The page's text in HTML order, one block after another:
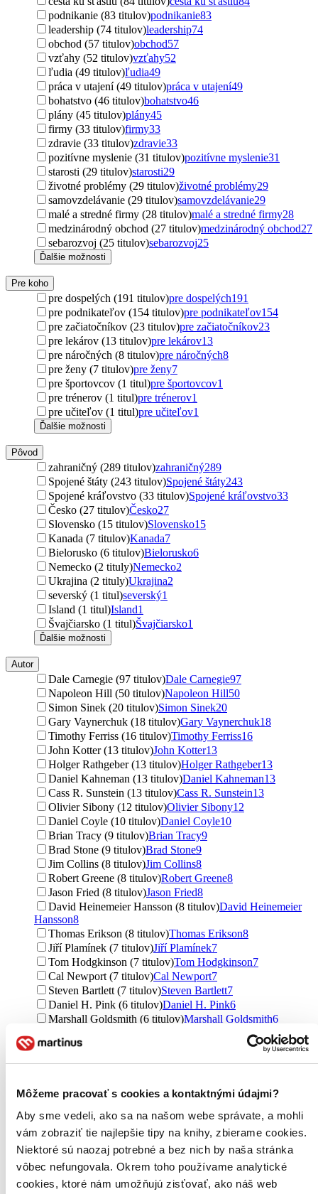
Môžeme pracovať s cookies a kontaktnými údajmi?
Aby sme vedeli, ako sa na našom webe správate, a mohli
vám zobraziť tie najlepšie tipy na knihy, zbierame cookies.
Niektoré sú naozaj potrebné a bez nich by naša stránka
vôbec nefungovala. Okrem toho používame analytické
cookies, ktoré nám umožňujú zisťovať, ako náš web
podnikanie (83 titulov)podnikanie83
leadership (74 titulov)leadership74
obchod (57 titulov)obchod57
vzťahy (52 titulov)vzťahy52
ľudia (49 titulov)ľudia49
práca v utajení (49 titulov)práca v utajení49
bohatstvo (46 titulov)bohatstvo46
plány (45 titulov)plány45
firmy (33 titulov)firmy33
zdravie (33 titulov)zdravie33
pozitívne myslenie (31 titulov)pozitívne myslenie31
starosti (29 titulov)starosti29
životné problémy (29 titulov)životné problémy29
samovzdelávanie (29 titulov)samovzdelávanie29
malé a stredné firmy (28 titulov)malé a stredné firmy28
medzinárodný obchod (27 titulov)medzinárodný obchod27
sebarozvoj (25 titulov)sebarozvoj25
Ďalšie možnosti
Pre koho
pre dospelých (191 titulov)pre dospelých191
pre podnikateľov (154 titulov)pre podnikateľov154
pre začiatočníkov (23 titulov)pre začiatočníkov23
pre lekárov (13 titulov)pre lekárov13
pre náročných (8 titulov)pre náročných8
pre ženy (7 titulov)pre ženy7
pre športovcov (1 titul)pre športovcov1
pre trénerov (1 titul)pre trénerov1
pre učiteľov (1 titul)pre učiteľov1
Ďalšie možnosti
Pôvod
zahraničný (289 titulov)zahraničný289
Spojené štáty (243 titulov)Spojené štáty243
Spojené kráľovstvo (33 titulov)Spojené kráľovstvo33
Česko (27 titulov)Česko27
Slovensko (15 titulov)Slovensko15
Kanada (7 titulov)Kanada7
Bielorusko (6 titulov)Bielorusko6
Nemecko (2 tituly)Nemecko2
Ukrajina (2 tituly)Ukrajina2
severský (1 titul)severský1
Island (1 titul)Island1
Švajčiarsko (1 titul)Švajčiarsko1
Ďalšie možnosti
Autor
Dale Carnegie (97 titulov)Dale Carnegie97
Napoleon Hill (50 titulov)Napoleon Hill50
Simon Sinek (20 titulov)Simon Sinek20
Gary Vaynerchuk (18 titulov)Gary Vaynerchuk18
Timothy Ferriss (16 titulov)Timothy Ferriss16
John Kotter (13 titulov)John Kotter13
Holger Rathgeber (13 titulov)Holger Rathgeber13
Daniel Kahneman (13 titulov)Daniel Kahneman13
Cass R. Sunstein (13 titulov)Cass R. Sunstein13
Olivier Sibony (12 titulov)Olivier Sibony12
Daniel Coyle (10 titulov)Daniel Coyle10
Brian Tracy (9 titulov)Brian Tracy9
Brad Stone (9 titulov)Brad Stone9
Jim Collins (8 titulov)Jim Collins8
Robert Greene (8 titulov)Robert Greene8
Jason Fried (8 titulov)Jason Fried8
David Heinemeier Hansson (8 titulov)David Heinemeier
Hansson8
Thomas Erikson (8 titulov)Thomas Erikson8
Jiří Plamínek (7 titulov)Jiří Plamínek7
Tom Hodgkinson (7 titulov)Tom Hodgkinson7
Cal Newport (7 titulov)Cal Newport7
Steven Bartlett (7 titulov)Steven Bartlett7
Daniel H. Pink (6 titulov)Daniel H. Pink6
Marshall Goldsmith (6 titulov)Marshall Goldsmith6
Kamil Miketa (6 titulov)
Ray Dalio (6 titulov)Ray Dalio6
František Hroník (5 titulov) František Hroník5
Ďalšie možnosti
Vydavateľstvo
Grada (37 titulov)
Penguin Books (26 titulov)Penguin Books26
Eastone Books (23 titulov)Eastone Books 23